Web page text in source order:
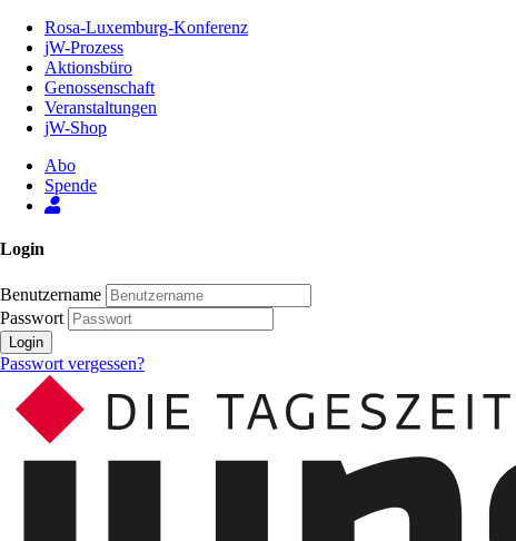
Inhalt
Seite
Rosa-Luxemburg-Konferenz
jW-Prozess
Aktionsbüro
Genossenschaft
Veranstaltungen
jW-Shop
Abo
Spende
Login
Benutzername
Passwort
Login
Passwort vergessen?